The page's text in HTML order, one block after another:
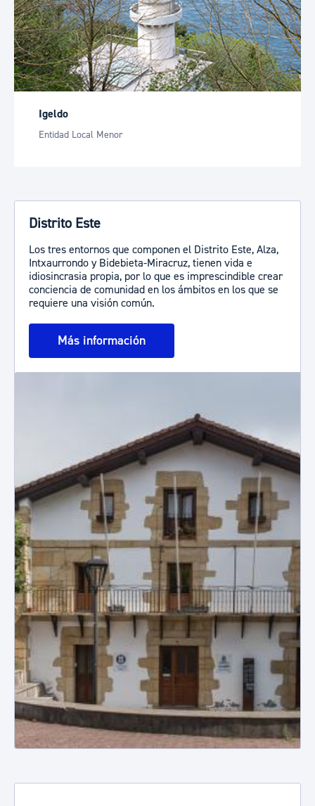
Igeldo
Entidad Local Menor
Distrito Este
Los tres entornos que componen el Distrito Este, Alza,
Intxaurrondo y Bidebieta-Miracruz, tienen vida e
idiosincrasia propia, por lo que es imprescindible crear
conciencia de comunidad en los ámbitos en los que se
requiere una visión común.
Más información